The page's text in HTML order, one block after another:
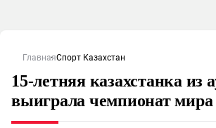
ГлавнаяСпорт Казахстан
15-летняя казахстанка из
выиграла чемпионат мира